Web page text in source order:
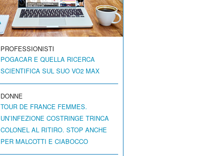
PROFESSIONISTI
POGACAR E QUELLA RICERCA
SCIENTIFICA SUL SUO VO2 MAX
DONNE
TOUR DE FRANCE FEMMES.
UN’INFEZIONE COSTRINGE TRINCA
COLONEL AL RITIRO. STOP ANCHE
PER MALCOTTI E CIABOCCO